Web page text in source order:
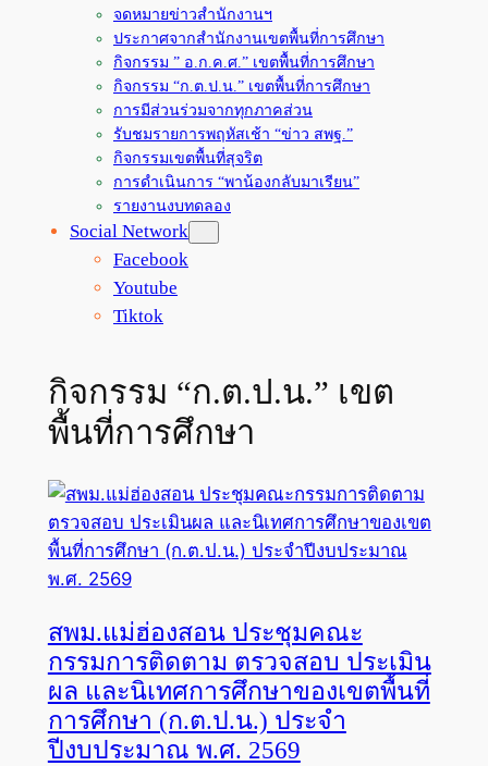
จดหมายข่าวสำนักงานฯ
ประกาศจากสำนักงานเขตพื้นที่การศึกษา
กิจกรรม ” อ.ก.ค.ศ.” เขตพื้นที่การศึกษา
กิจกรรม “ก.ต.ป.น.” เขตพื้นที่การศึกษา
การมีส่วนร่วมจากทุกภาคส่วน
รับชมรายการพฤหัสเช้า “ข่าว สพฐ.”
กิจกรรมเขตพื้นที่สุจริต
การดำเนินการ “พาน้องกลับมาเรียน”
รายงานงบทดลอง
Social Network
Facebook
Youtube
Tiktok
กิจกรรม “ก.ต.ป.น.” เขต
พื้นที่การศึกษา
สพม.แม่ฮ่องสอน ประชุมคณะ
กรรมการติดตาม ตรวจสอบ ประเมิน
ผล และนิเทศการศึกษาของเขตพื้นที่
การศึกษา (ก.ต.ป.น.) ประจำ
ปีงบประมาณ พ.ศ. 2569